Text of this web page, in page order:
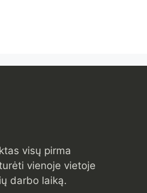
visų pirma
vienoje vietoje
darbo laiką.